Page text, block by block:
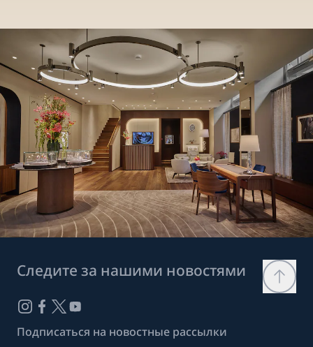
Следите за нашими новостями
Подписаться на новостные рассылки